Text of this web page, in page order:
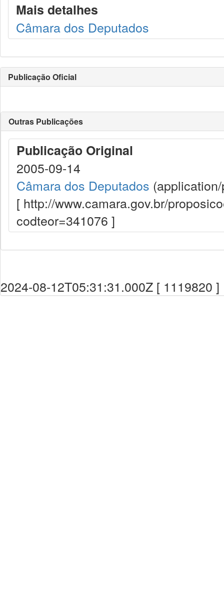
Mais detalhes
Câmara dos Deputados
Publicação Oficial
Outras Publicações
Publicação Original
2005-09-14
Câmara dos Deputados
[ http://www.camara.gov.br/
codteor=341076 ]
2024-08-12T05:31:31.000Z [ 1119820 ]